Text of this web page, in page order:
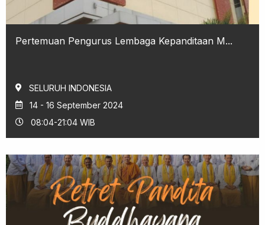
Pertemuan Pengurus Lembaga Kepanditaan M...
SELURUH INDONESIA
14 - 16 September 2024
08:04-21:04 WIB